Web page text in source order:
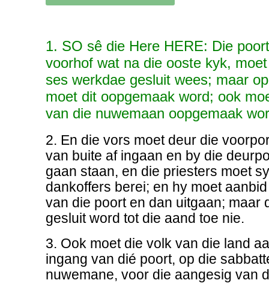
1. SO sê die Here HERE: Die
voorhof wat na die ooste kyk,
ses werkdae gesluit wees; maar
moet dit oopgemaak word; ook
van die nuwemaan oopgemaak
2. En die vors moet deur die
van buite af ingaan en by die
gaan staan, en die priesters moet
dankoffers berei; en hy moet
van die poort en dan uitgaan; maar
gesluit word tot die aand toe nie.
3. Ook moet die volk van die land
ingang van dié poort, op die
nuwemane, voor die aangesig van